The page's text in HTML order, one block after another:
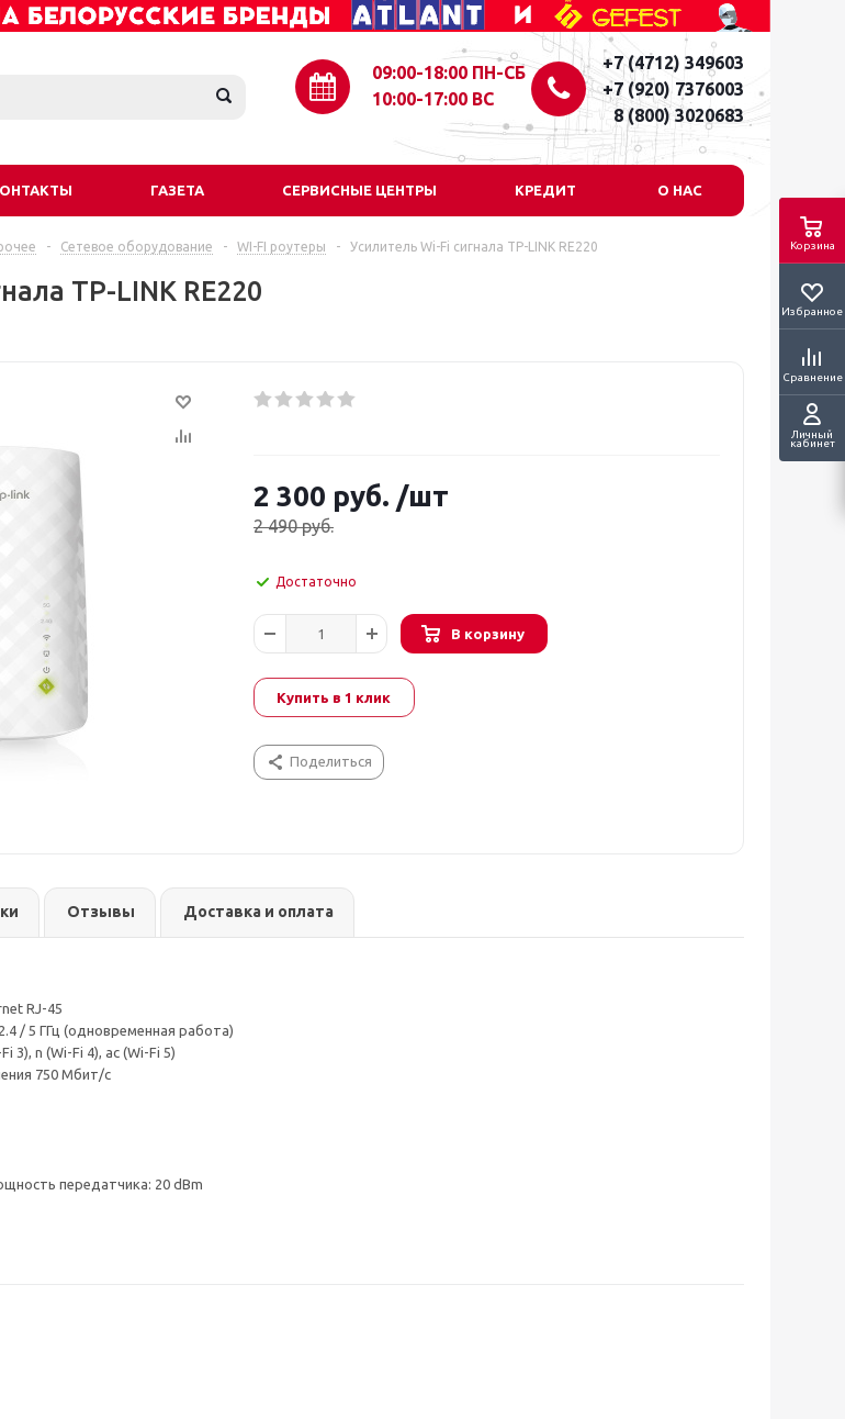
09:00-18:00 ПН-СБ
10:00-17:00 ВС
Корзина
Избранное
Сравнение
Личный
кабинет
+7 (4712) 349603
+7 (920) 7376003
8 (800) 3020683
ГАЗЕТА СЕРВИСНЫЕ ЦЕНТРЫ КРЕДИТ О НАС
- Сетевое оборудование - WI-FI роутеры - Усилитель Wi-Fi сигнала TP-LINK RE220
TP-LINK RE220
2 300 руб. /шт
2 490руб.
Достаточно
В корзину
Купить в 1 клик
Поделиться
Отзывы Доставка и оплата
RJ-45
/ 5 ГГц (одновременная работа)
3), n (Wi-Fi 4), ac (Wi-Fi 5)
750 Мбит/с
передатчика: 20 dBm